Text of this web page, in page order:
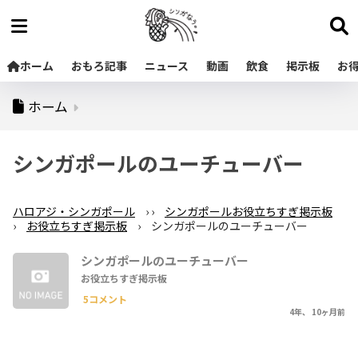
ホーム おもろ記事 ニュース 動画 飲食 掲示板 お
ホーム
シンガポールのユーチューバー
ハロアジ・シンガポール › ›
シンガポールお役立ちすぎ掲示板
›
お役立ちすぎ掲示板 › シンガポールのユーチューバー
シンガポールのユーチューバー
お役立ちすぎ掲示板
5コメント
4年、 10ヶ月前